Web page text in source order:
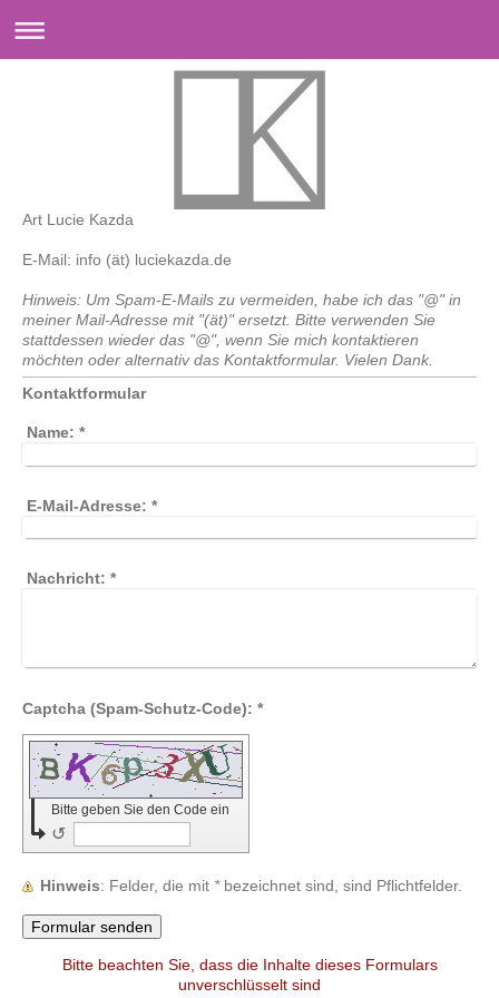
Art Lucie Kazda
E-Mail: info (ät) luciekazda.de
Hinweis: Um Spam-E-Mails zu vermeiden, habe ich das "@" in
meiner Mail-Adresse mit "(ät)" ersetzt. Bitte verwenden Sie
stattdessen wieder das "@", wenn Sie mich kontaktieren
möchten oder alternativ das Kontaktformular. Vielen Dank.
Kontaktformular
Name: *
E-Mail-Adresse: *
Nachricht: *
Captcha (Spam-Schutz-Code): *
Bitte geben Sie den Code ein
↺
Hinweis : Felder, die mit *bezeichnet sind, sind Pflichtfelder.
Bitte beachten Sie, dass die Inhalte dieses Formulars
unverschlüsselt sind